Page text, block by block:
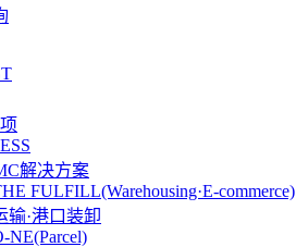
解决方案
FULFILL(Warehousing·E-commerce)
输·港口装卸
NE(Parcel)